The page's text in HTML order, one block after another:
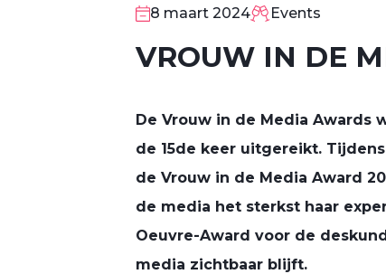
8
8 maart 2024 Events
VROUW IN DE
De Vrouw in de Media Awards
de 15de keer uitgereikt.
de Vrouw in de Media Award
de media het sterkst haar
Oeuvre-Award voor de
media zichtbaar blijft.